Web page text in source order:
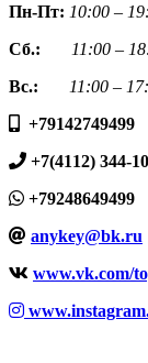
Пн-Пт: 10:00 –
Сб.:
11:00 –
Вс.:
11:00 –
+79142749499
+7(4112) 344-
+79248649499
anykey@bk.ru
www.vk.com/